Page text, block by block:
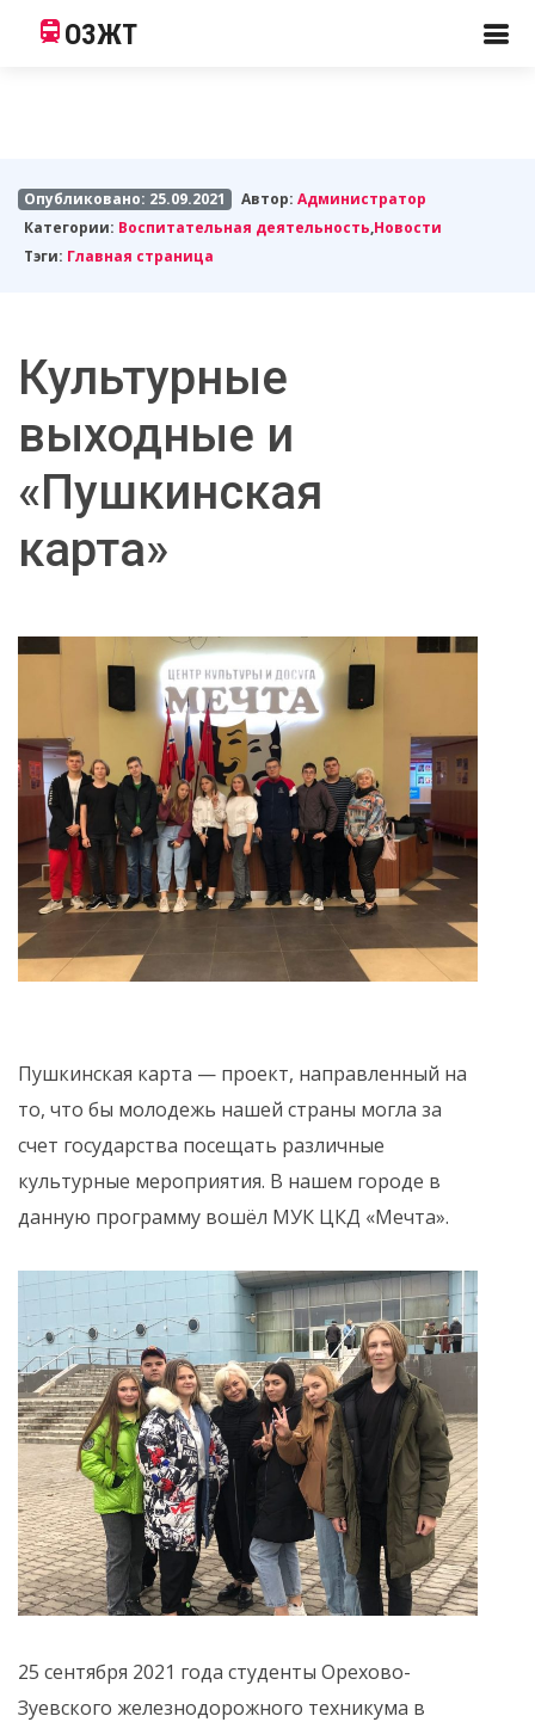
ОЗЖТ
Опубликовано: 25.09.2021 Автор:Администратор
Категории: Воспитательная деятельность,Новости
Тэги: Главная страница
Культурные
выходные и
«Пушкинская
карта»
Пушкинская карта — проект, направленный на
то, что бы молодежь нашей страны могла за
счет государства посещать различные
культурные мероприятия. В нашем городе в
данную программу вошёл МУК ЦКД «Мечта».
25 сентября 2021 года студенты Орехово-
Зуевского железнодорожного техникума в